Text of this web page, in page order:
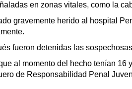
en zonas vitales, como la
gravemente herido al hospital
fueron detenidas las
al momento del hecho tenían 16
de Responsabilidad Penal